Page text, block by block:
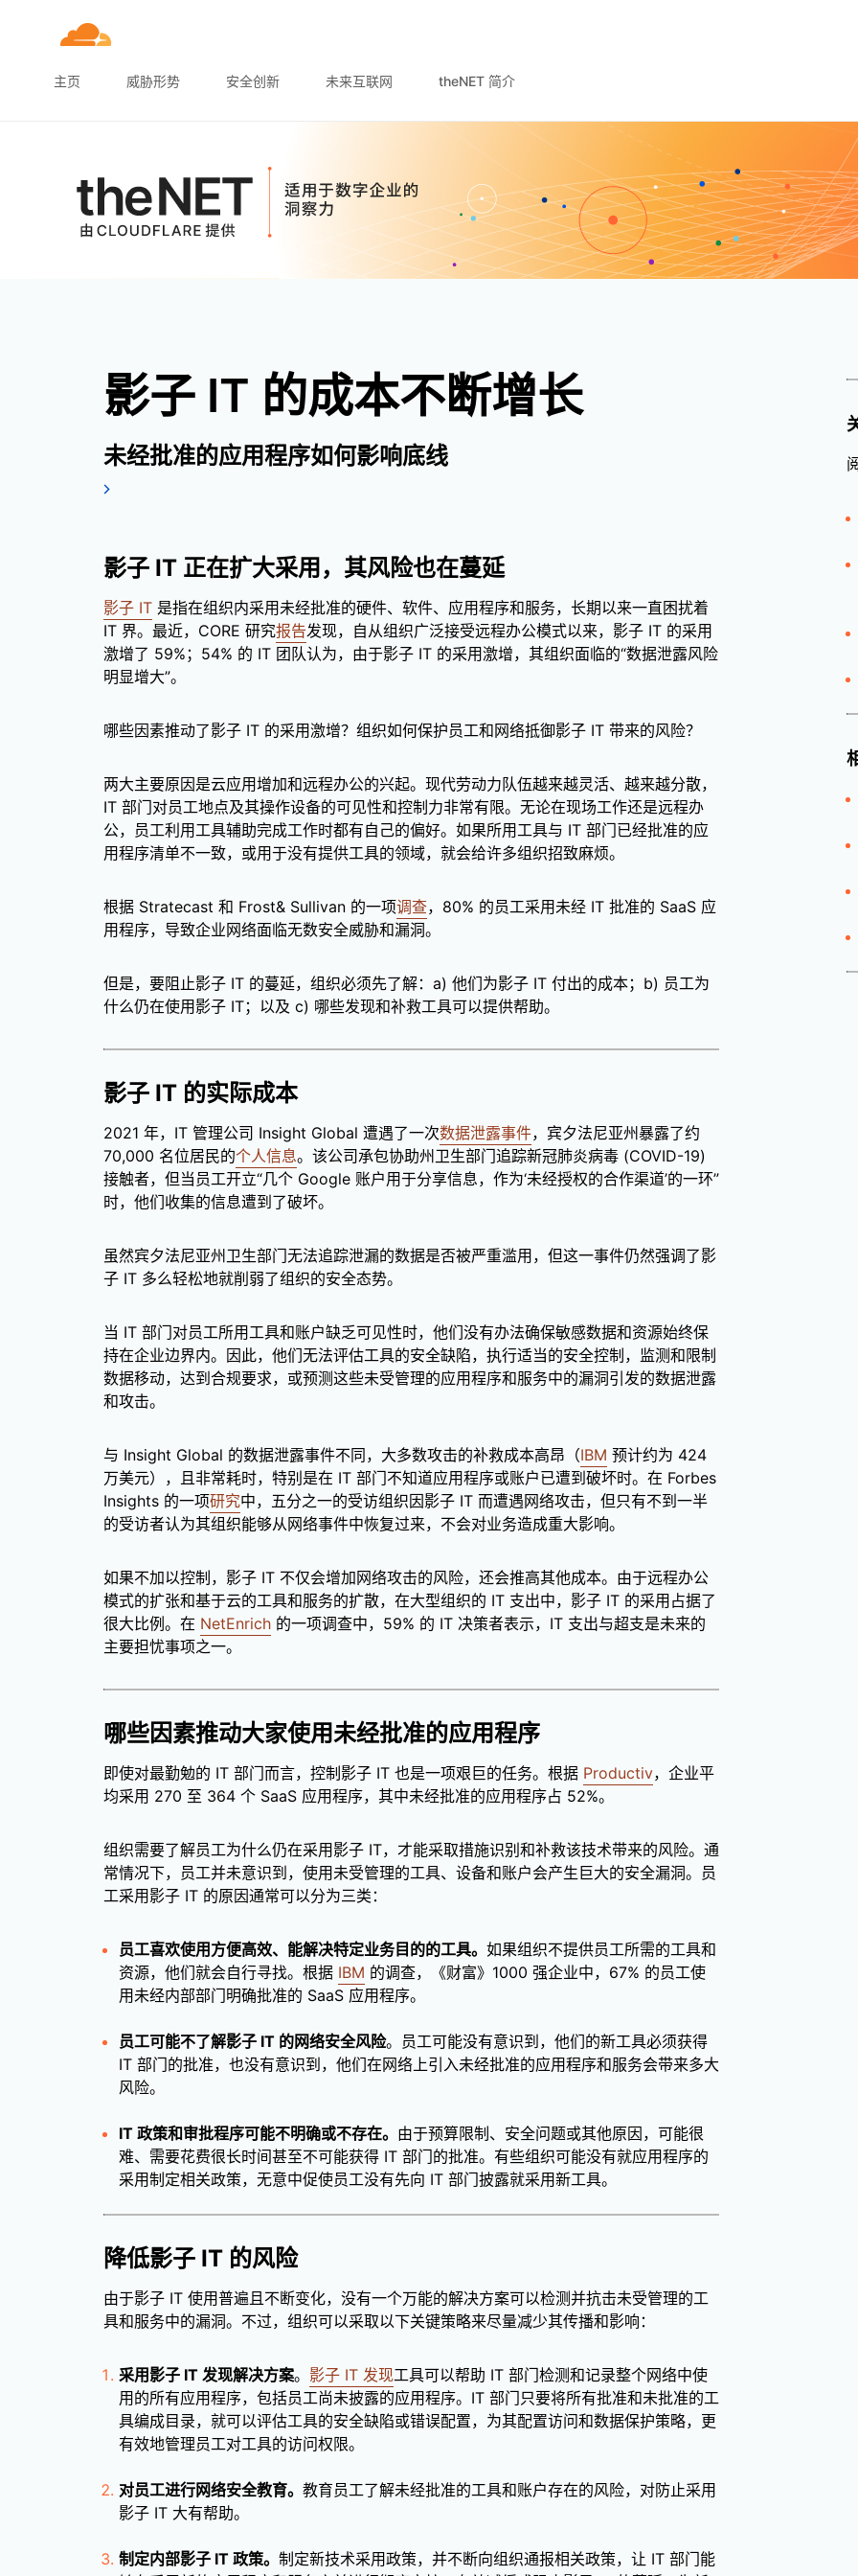
主页 威胁形势 安全创新 未来互联网 theNET 简介
影子 IT 的成本不断增长
未经批准的应用程序如何影响底线
影子 IT 正在扩大采用，其风险也在蔓延
影子 IT 是指在组织内采用未经批准的硬件、软件、应用程序和服务，长期以来一直困扰着
IT 界。最近，CORE 研究报告发现，自从组织广泛接受远程办公模式以来，影子 IT 的采用
激增了 59%；54% 的 IT 团队认为，由于影子 IT 的采用激增，其组织面临的“数据泄露风险
明显增大”。
哪些因素推动了影子 IT 的采用激增？组织如何保护员工和网络抵御影子 IT 带来的风险？
两大主要原因是云应用增加和远程办公的兴起。现代劳动力队伍越来越灵活、越来越分散，
IT 部门对员工地点及其操作设备的可见性和控制力非常有限。无论在现场工作还是远程办
公，员工利用工具辅助完成工作时都有自己的偏好。如果所用工具与 IT 部门已经批准的应
用程序清单不一致，或用于没有提供工具的领域，就会给许多组织招致麻烦。
根据 Stratecast 和 Frost& Sullivan 的一项调查，80% 的员工采用未经 IT 批准的 SaaS 应
用程序，导致企业网络面临无数安全威胁和漏洞。
但是，要阻止影子 IT 的蔓延，组织必须先了解：a) 他们为影子 IT 付出的成本；b) 员工为
什么仍在使用影子 IT；以及 c) 哪些发现和补救工具可以提供帮助。
影子 IT 的实际成本
2021 年，IT 管理公司 Insight Global 遭遇了一次数据泄露事件，宾夕法尼亚州暴露了约
70,000 名位居民的个人信息。该公司承包协助州卫生部门追踪新冠肺炎病毒 (COVID-19)
接触者，但当员工开立“几个 Google 账户用于分享信息，作为‘未经授权的合作渠道’的一环”
时，他们收集的信息遭到了破坏。
虽然宾夕法尼亚州卫生部门无法追踪泄漏的数据是否被严重滥用，但这一事件仍然强调了影
子 IT 多么轻松地就削弱了组织的安全态势。
当 IT 部门对员工所用工具和账户缺乏可见性时，他们没有办法确保敏感数据和资源始终保
持在企业边界内。因此，他们无法评估工具的安全缺陷，执行适当的安全控制，监测和限制
数据移动，达到合规要求，或预测这些未受管理的应用程序和服务中的漏洞引发的数据泄露
和攻击。
与 Insight Global 的数据泄露事件不同，大多数攻击的补救成本高昂（IBM 预计约为 424
万美元），且非常耗时，特别是在 IT 部门不知道应用程序或账户已遭到破坏时。在 Forbes
Insights 的一项研究中，五分之一的受访组织因影子 IT 而遭遇网络攻击，但只有不到一半
的受访者认为其组织能够从网络事件中恢复过来，不会对业务造成重大影响。
如果不加以控制，影子 IT 不仅会增加网络攻击的风险，还会推高其他成本。由于远程办公
模式的扩张和基于云的工具和服务的扩散，在大型组织的 IT 支出中，影子 IT 的采用占据了
很大比例。在 NetEnrich 的一项调查中，59% 的 IT 决策者表示，IT 支出与超支是未来的
主要担忧事项之一。
哪些因素推动大家使用未经批准的应用程序
即使对最勤勉的 IT 部门而言，控制影子 IT 也是一项艰巨的任务。根据 Productiv，企业平
均采用 270 至 364 个 SaaS 应用程序，其中未经批准的应用程序占 52%。
组织需要了解员工为什么仍在采用影子 IT，才能采取措施识别和补救该技术带来的风险。通
常情况下，员工并未意识到，使用未受管理的工具、设备和账户会产生巨大的安全漏洞。员
工采用影子 IT 的原因通常可以分为三类：
员工喜欢使用方便高效、能解决特定业务目的的工具。 如果组织不提供员工所需的工具和
资源，他们就会自行寻找。根据 IBM 的调查，《财富》1000 强企业中，67% 的员工使
用未经内部部门明确批准的 SaaS 应用程序。
员工可能不了解影子 IT 的网络安全风险。员工可能没有意识到，他们的新工具必须获得
IT 部门的批准，也没有意识到，他们在网络上引入未经批准的应用程序和服务会带来多大
风险。
IT 政策和审批程序可能不明确或不存在。 由于预算限制、安全问题或其他原因，可能很
难、需要花费很长时间甚至不可能获得 IT 部门的批准。有些组织可能没有就应用程序的
采用制定相关政策，无意中促使员工没有先向 IT 部门披露就采用新工具。
降低影子 IT 的风险
由于影子 IT 使用普遍且不断变化，没有一个万能的解决方案可以检测并抗击未受管理的工
具和服务中的漏洞。不过，组织可以采取以下关键策略来尽量减少其传播和影响：
采用影子 IT 发现解决方案。 影子 IT 发现工具可以帮助 IT 部门检测和记录整个网络中使
用的所有应用程序，包括员工尚未披露的应用程序。IT 部门只要将所有批准和未批准的工
具编成目录，就可以评估工具的安全缺陷或错误配置，为其配置访问和数据保护策略，更
有效地管理员工对工具的访问权限。
对员工进行网络安全教育。 教育员工了解未经批准的工具和账户存在的风险，对防止采用
影子 IT 大有帮助。
制定内部影子 IT 政策。 制定新技术采用政策，并不断向组织通报相关政策，让 IT 部门能